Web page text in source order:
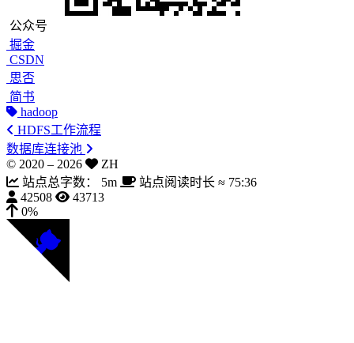
公众号
掘金
CSDN
思否
简书
hadoop
HDFS工作流程
数据库连接池
© 2020 – 2026
ZH
站点总字数：
5m 站点阅读时长 ≈ 75:36
42508
43713
0%